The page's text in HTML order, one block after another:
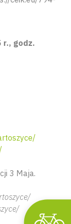
r., godz.
3 Maja.